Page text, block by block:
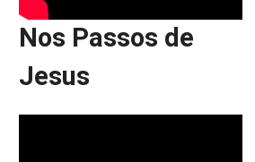
Nos Passos de
Jesus